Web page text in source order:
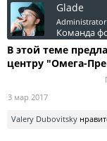
Glade
Administrator
Команда
В этой теме
центру "Омега-
3 мар 2017
Valery Dubovitsky